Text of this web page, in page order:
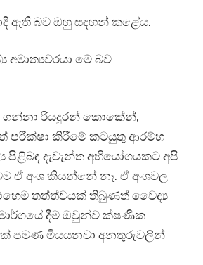
ඇති බව ඔහු සඳහන් කළේය.
මේ බව
ගන්නා රියදුරන් කොකේන්,
පරීක්ෂා කිරීමේ කටයුතු ආරම්භ
පිළිබඳ දැවැන්ත අභියෝගයකට අපි
ඒ අංශ කියන්නේ නෑ. ඒ අංශවල
තත්ත්වයක් තිබුණත් වෛද්‍ය
දීම ඔවුන්ව ක්ෂණික
පමණ මියයනවා අනතුරුවලින්